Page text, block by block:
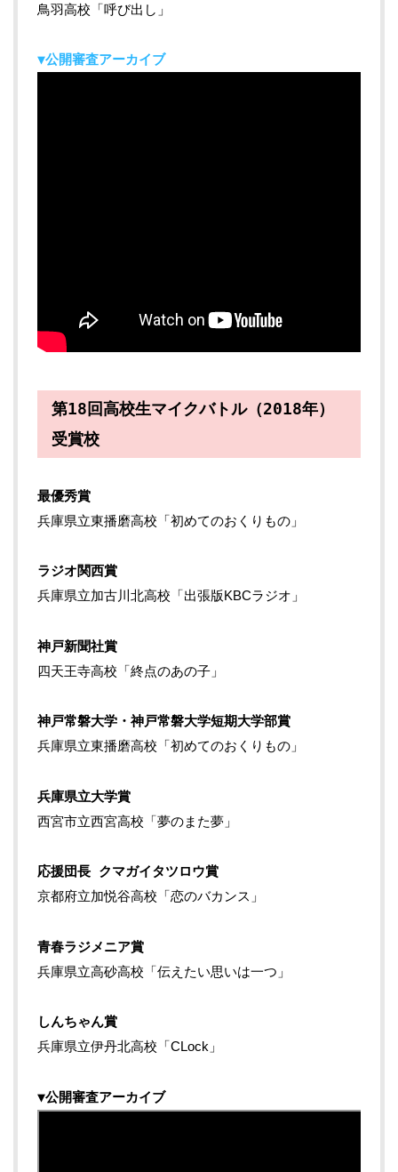
鳥羽高校「呼び出し」
▼公開審査アーカイブ
第18回高校生マイクバトル（2018年）
受賞校
最優秀賞
兵庫県立東播磨高校「初めてのおくりもの」
ラジオ関西賞
兵庫県立加古川北高校「出張版KBCラジオ」
神戸新聞社賞
四天王寺高校「終点のあの子」
神戸常磐大学・神戸常磐大学短期大学部賞
兵庫県立東播磨高校「初めてのおくりもの」
兵庫県立大学賞
西宮市立西宮高校「夢のまた夢」
応援団長 クマガイタツロウ賞
京都府立加悦谷高校「恋のバカンス」
青春ラジメニア賞
兵庫県立高砂高校「伝えたい思いは一つ」
しんちゃん賞
兵庫県立伊丹北高校「CLock」
▼公開審査アーカイブ